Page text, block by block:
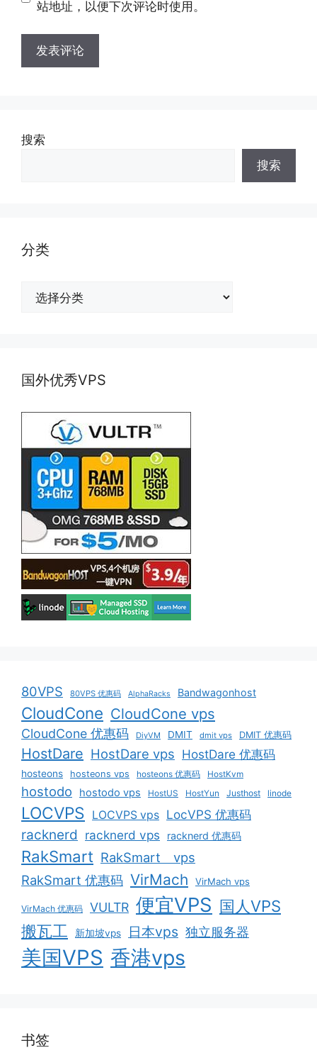
站地址，以便下次评论时使用。
搜索
搜索
分类
国外优秀VPS
80VPS 80VPS 优惠码 AlphaRacks Bandwagonhost
CloudCone CloudCone vps
CloudCone 优惠码 DiyVM DMIT dmit vps DMIT 优惠码
HostDare HostDare vps HostDare 优惠码
hosteons hosteons vps hosteons 优惠码 HostKvm
hostodo hostodo vps HostUS HostYun Justhost linode
LOCVPS LOCVPS vps LocVPS 优惠码
racknerd racknerd vps racknerd 优惠码
RakSmart RakSmart vps
RakSmart 优惠码 VirMach VirMach vps
VirMach 优惠码 VULTR 便宜VPS 国人VPS
搬瓦工
新加坡vps 日本vps 独立服务器
美国VPS 香港vps
书签